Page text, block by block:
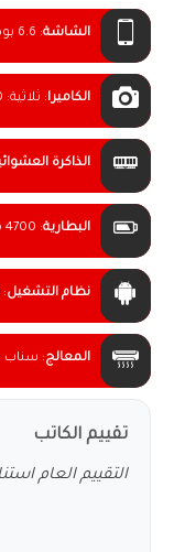
الشاشة: 6.6 بوصة
الكاميرا: ثلاثية: 50+10+12 ميجا بيكسل
الذاكرة
البطارية: 4700 ملى أمبير
نظام التشغيل:
المعالج: سناب
تقييم الكاتب
التقييم العام